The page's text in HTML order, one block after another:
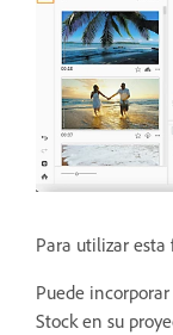
Para utilizar esta
Puede
Stock en su